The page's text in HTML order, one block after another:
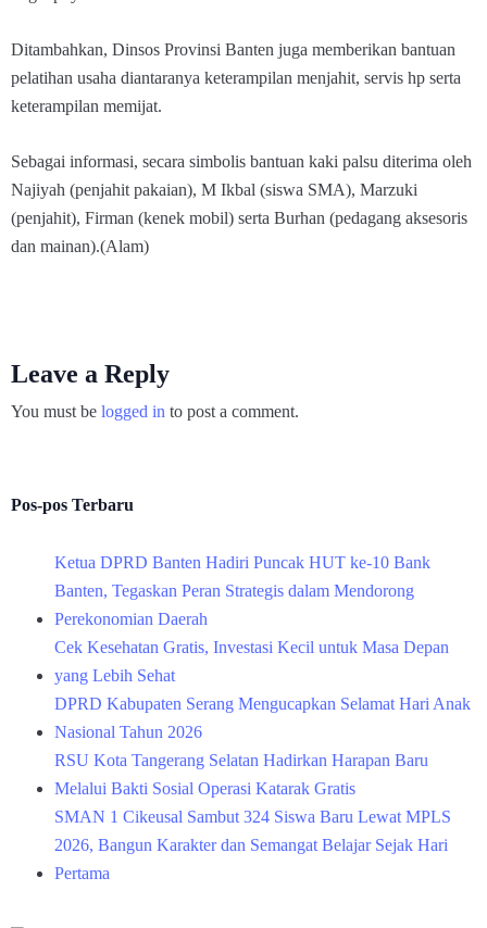
Ditambahkan, Dinsos Provinsi Banten juga memberikan bantuan
pelatihan usaha diantaranya keterampilan menjahit, servis hp serta
keterampilan memijat.
Sebagai informasi, secara simbolis bantuan kaki palsu diterima oleh
Najiyah (penjahit pakaian), M Ikbal (siswa SMA), Marzuki
(penjahit), Firman (kenek mobil) serta Burhan (pedagang aksesoris
dan mainan).(Alam)
Leave a Reply
You must be logged in to post a comment.
Pos-pos Terbaru
Ketua DPRD Banten Hadiri Puncak HUT ke-10 Bank
Banten, Tegaskan Peran Strategis dalam Mendorong
Perekonomian Daerah
Cek Kesehatan Gratis, Investasi Kecil untuk Masa Depan
yang Lebih Sehat
DPRD Kabupaten Serang Mengucapkan Selamat Hari Anak
Nasional Tahun 2026
RSU Kota Tangerang Selatan Hadirkan Harapan Baru
Melalui Bakti Sosial Operasi Katarak Gratis
SMAN 1 Cikeusal Sambut 324 Siswa Baru Lewat MPLS
2026, Bangun Karakter dan Semangat Belajar Sejak Hari
Pertama